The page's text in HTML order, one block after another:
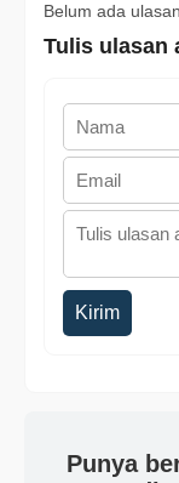
Belum ada ulasan
Tulis ulasan
Kirim
Punya